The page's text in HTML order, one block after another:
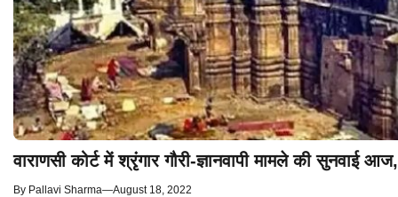
वाराणसी कोर्ट में श्रृंगार गौरी-ज्ञानवापी मामले की सुनवाई
By Pallavi Sharma—August 18, 2022